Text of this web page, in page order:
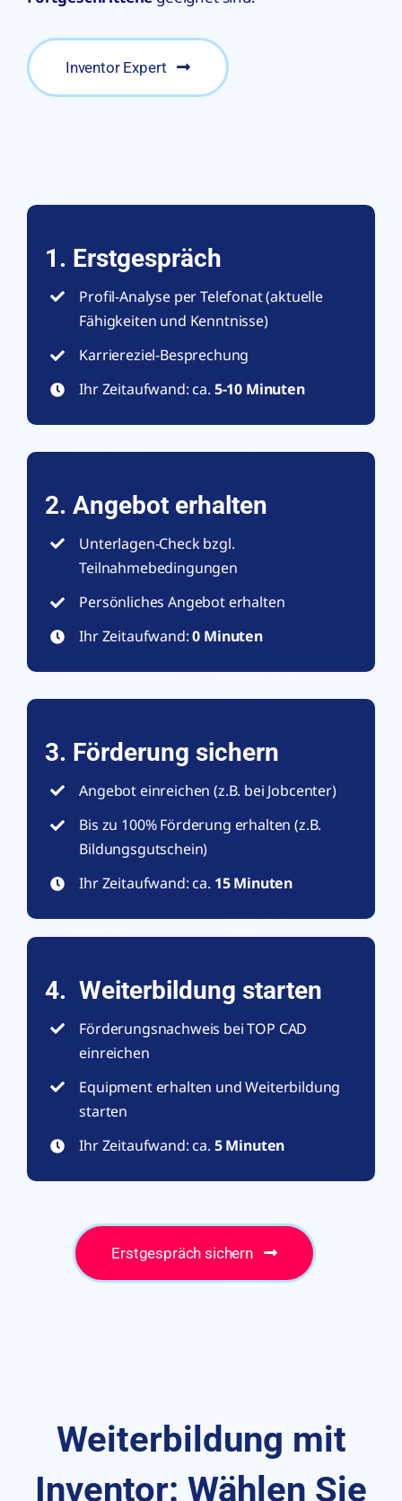
Inventor Expert
1. Erstgespräch
Profil-Analyse per Telefonat (aktuelle
Fähigkeiten und Kenntnisse)
Karriereziel-Besprechung
Ihr Zeitaufwand: ca. 5-10 Minuten
2. Angebot erhalten
Unterlagen-Check bzgl.
Teilnahmebedingungen
Persönliches Angebot erhalten
Ihr Zeitaufwand:0 Minuten
3. Förderung sichern
Angebot einreichen (z.B. bei Jobcenter)
Bis zu 100% Förderung erhalten (z.B.
Bildungsgutschein)
Ihr Zeitaufwand: ca. 15 Minuten
4. Weiterbildung starten
Förderungsnachweis bei TOP CAD
einreichen
Equipment erhalten und Weiterbildung
starten
Ihr Zeitaufwand: ca. 5 Minuten
Erstgespräch sichern
Weiterbildung mit
Inventor: Wählen Sie